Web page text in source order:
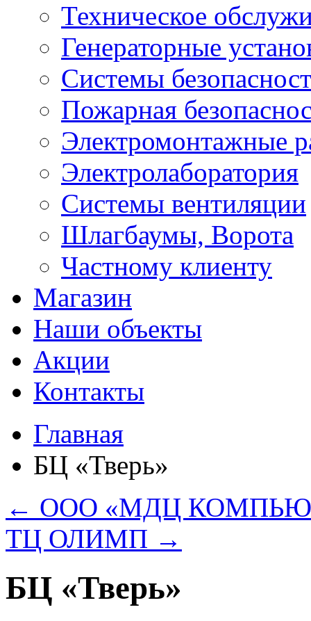
Техническое
Генераторные
Системы
Пожарная
Электромонтажные
Электролаборатория
Системы вентиляции
Шлагбаумы, Ворота
Частному клиенту
Магазин
Наши объекты
Акции
Контакты
Главная
БЦ «Тверь»
← ООО «МДЦ
ТЦ ОЛИМП →
БЦ «Тверь»